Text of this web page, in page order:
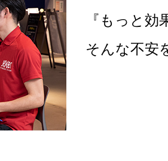
『もっと効
そんな不安